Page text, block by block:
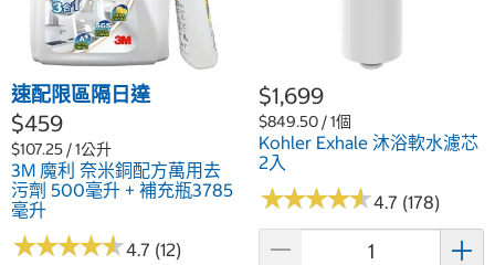
速配限區隔日達
$459
$107.25 / 1公升
3M 魔利 奈米銅配方萬用去
污劑 500毫升 + 補充瓶3785
毫升
★★★★★
★★★★★4.7 (12)
$1,699
$849.50 / 1個
Kohler Exhale 沐浴軟水濾芯
2入
★★★★★
★★★★★4.7 (178)